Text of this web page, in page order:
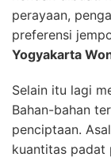
perayaan,
preferensi
Yogyakarta
Selain itu lagi
Bahan-bahan
penciptaan.
kuantitas padat